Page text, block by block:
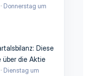
Donnerstag um
Diese
die Aktie
Dienstag um